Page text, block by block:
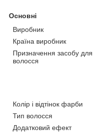
Основні
Виробник
Країна виробник
Призначення засобу для
волосся
Колір і відтінок фарби
Тип волосся
Додатковий ефект